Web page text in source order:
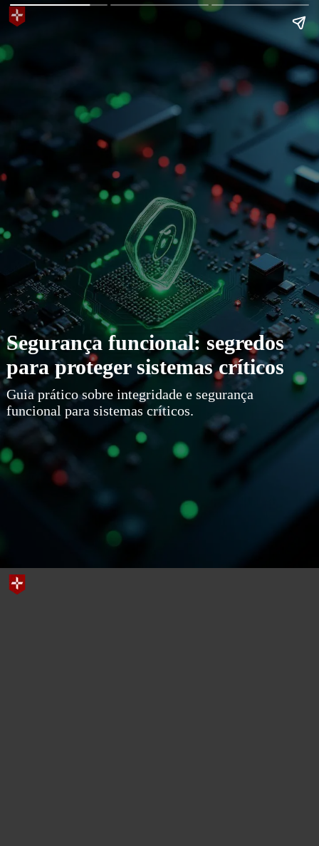
Segurança funcional: segredos
para proteger sistemas críticos
Guia prático sobre integridade e segurança
funcional para sistemas críticos.